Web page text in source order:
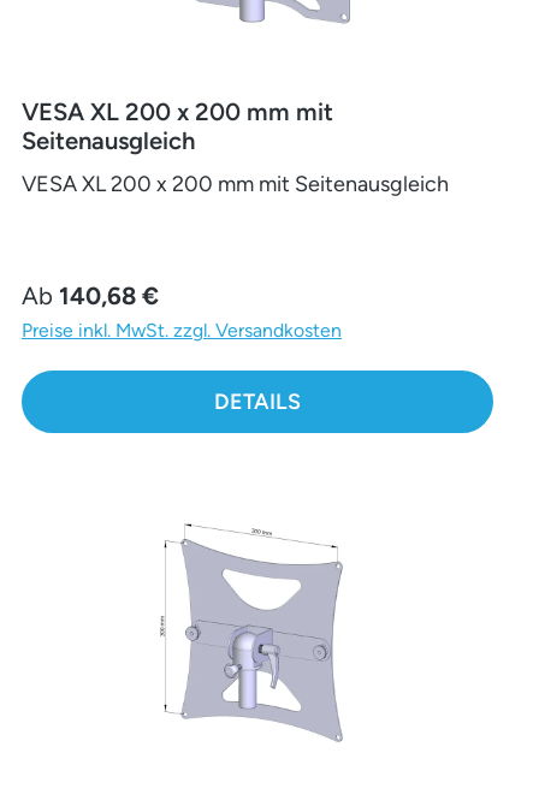
VESA XL 200 x 200 mm mit
Seitenausgleich
VESA XL 200 x 200 mm mit Seitenausgleich
Regulärer Preis:
Ab 140,68 €
Preise inkl. MwSt. zzgl. Versandkosten
DETAILS